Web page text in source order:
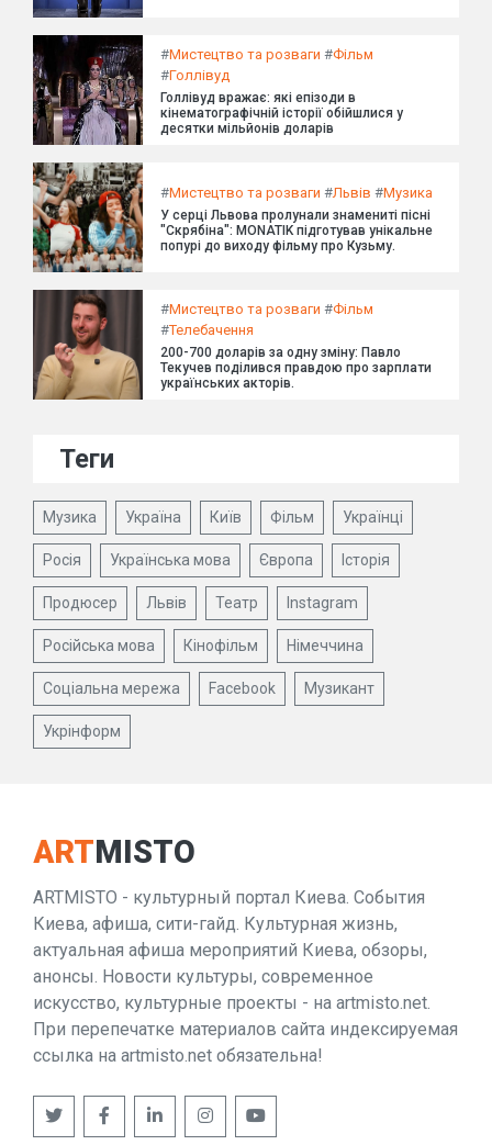
#Мистецтво та розваги #Фільм
#Голлівуд
Голлівуд вражає: які епізоди в
кінематографічній історії обійшлися у
десятки мільйонів доларів
#Мистецтво та розваги #Львів #Музика
У серці Львова пролунали знамениті пісні
"Скрябіна": MONATIK підготував унікальне
попурі до виходу фільму про Кузьму.
#Мистецтво та розваги #Фільм
#Телебачення
200-700 доларів за одну зміну: Павло
Текучев поділився правдою про зарплати
українських акторів.
Теги
Музика Україна Київ Фільм Українці
Росія Українська мова Європа Історія
Продюсер Львів Театр Instagram
Російська мова Кінофільм Німеччина
Соціальна мережа Facebook Музикант
Укрінформ
ARTMISTO
ARTMISTO - культурный портал Киева. События
Киева, афиша, сити-гайд. Культурная жизнь,
актуальная афиша мероприятий Киева, обзоры,
анонсы. Новости культуры, современное
искусство, культурные проекты - на artmisto.net.
При перепечатке материалов сайта индексируемая
ссылка на artmisto.net обязательна!